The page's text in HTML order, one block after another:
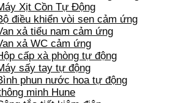
Xịt Cồn Tự Động
điều khiển vòi sen cảm ứng
xả tiểu nam cảm ứng
xả WC cảm ứng
cấp xà phòng tự động
sấy tay tự động
phun nước hoa tự động
minh Hune